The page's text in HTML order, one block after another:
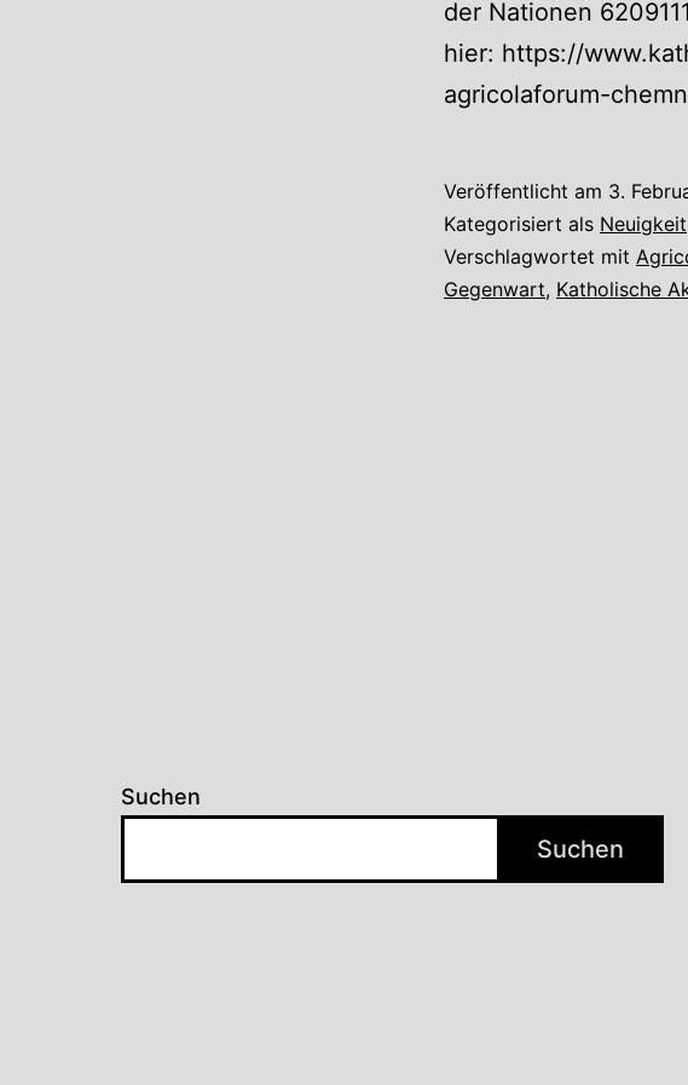
der Nationen
hier: https://
agricolaforum-
Veröffentlicht am 3.
Kategorisiert als Neuigkeit
Verschlagwortet mit
Gegenwart, Katholische
Suchen
Suchen